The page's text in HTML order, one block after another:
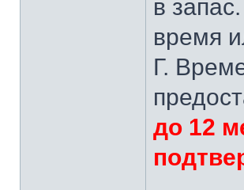
в
время
Г.
до 12